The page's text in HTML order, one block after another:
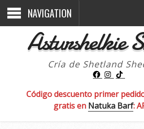
NAVIGATION
Asturshelkie
Cría de Shetland
Código descuento primer
gratis en Natuka Barf: